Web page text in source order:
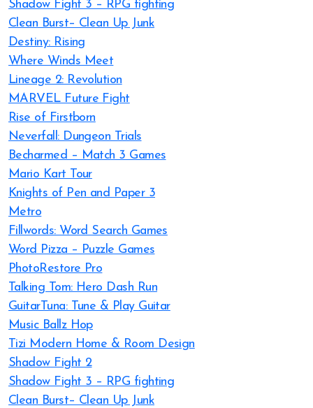
Shadow Fight 3 – RPG fighting
Clean Burst– Clean Up Junk
Destiny: Rising
Where Winds Meet
Lineage 2: Revolution
MARVEL Future Fight
Rise of Firstborn
Neverfall: Dungeon Trials
Becharmed – Match 3 Games
Mario Kart Tour
Knights of Pen and Paper 3
Metro
Fillwords: Word Search Games
Word Pizza – Puzzle Games
PhotoRestore Pro
Talking Tom: Hero Dash Run
GuitarTuna: Tune & Play Guitar
Music Ballz Hop
Tizi Modern Home & Room Design
Shadow Fight 2
Shadow Fight 3 – RPG fighting
Clean Burst– Clean Up Junk